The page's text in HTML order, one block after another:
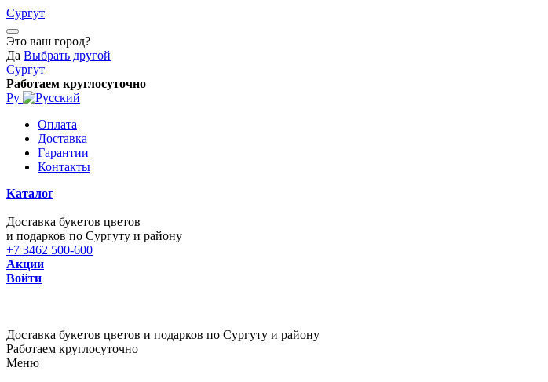
Сургут
Это ваш город?
Да Выбрать другой
Сургут
Работаем круглосуточно
Ру
Оплата
Доставка
Гарантии
Контакты
Каталог
Доставка букетов цветов
и подарков по Сургуту и району
+7 3462 500-600
Акции
Войти
Доставка букетов цветов и подарков по Сургуту и району
Работаем круглосуточно
Меню